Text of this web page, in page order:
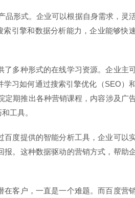
品形式。企业可以根据自身需求，灵
引擎和数据分析能力，企业能够快
多种形式的在线学习资源。企业主
习如何通过搜索引擎优化（SEO）
定期推出各种营销课程，内容涉及广
工具。
度提供的智能分析工具，企业可以
。这种数据驱动的营销方式，帮助
客户，一直是一个难题。而百度营